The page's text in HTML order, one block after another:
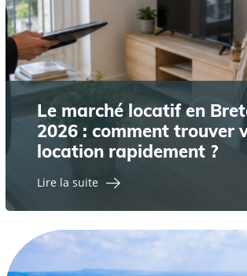
Le marché locatif en
2026 : comment trouver
location rapidement ?
Lire la suite